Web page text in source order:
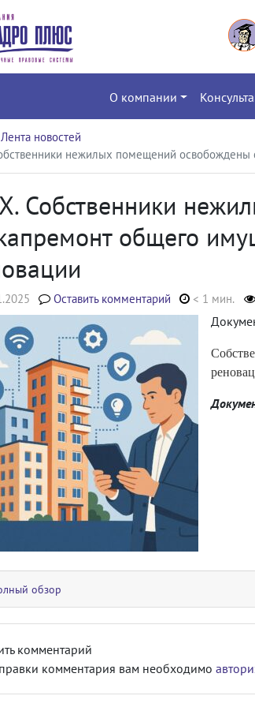
О компании
Лента новостей
нежилых помещений освобождены
Собственники
общего
Оставить комментарий < 1 мин.
обзор
комментарий
комментария вам необходимо